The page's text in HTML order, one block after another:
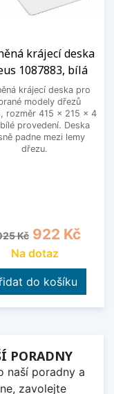
krájecí deska
1087883, bílá
krájecí deska pro
modely dřezů
rozměr 415 x 215 x 4
provedení. Deska
padne mezi lemy
dřezu.
cena
Kč Cena
922 Kč
Na dotaz
do košíku
PORADNY
naší poradny a
zavolejte